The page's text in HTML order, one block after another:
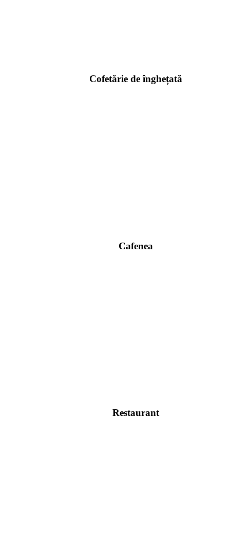
Cofetărie de înghețată
Cafenea
Restaurant